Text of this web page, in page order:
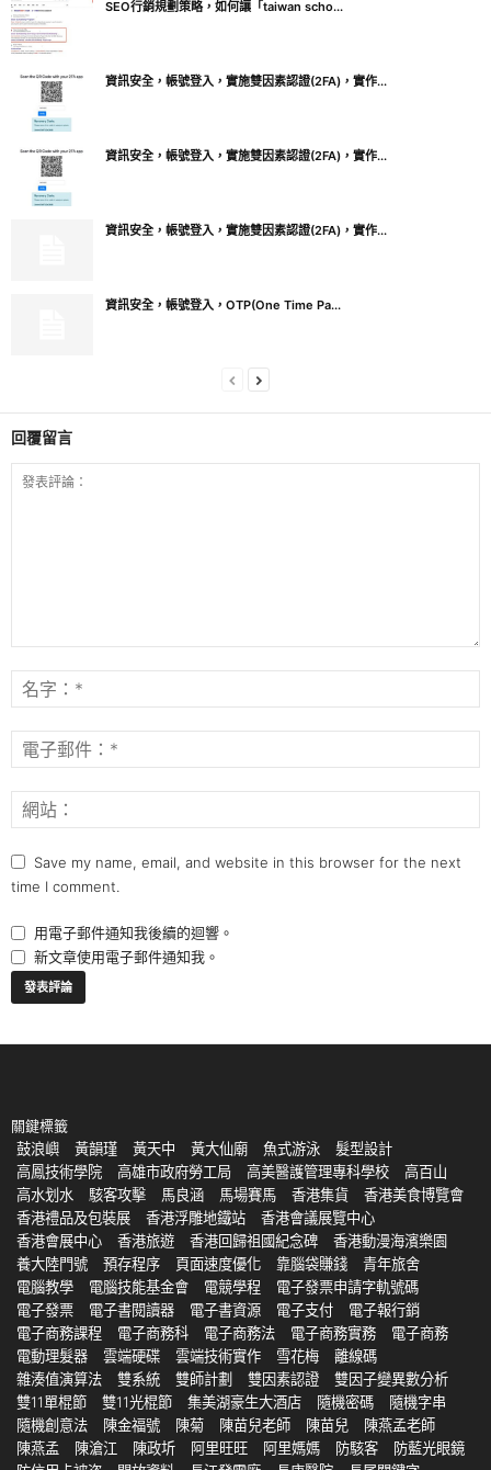
SEO行銷規劃策略，如何讓「taiwan scho...
資訊安全，帳號登入，實施雙因素認證(2FA)，實作...
資訊安全，帳號登入，實施雙因素認證(2FA)，實作...
資訊安全，帳號登入，實施雙因素認證(2FA)，實作...
資訊安全，帳號登入，OTP(One Time Pa...
回覆留言
Save my name, email, and website in this browser for the next
time I comment.
用電子郵件通知我後續的迴響。
新文章使用電子郵件通知我。
關鍵標籤
鼓浪嶼
黃韻瑾 黃天中 黃大仙廟 魚式游泳
髮型設計
高鳳技術學院
高雄市政府勞工局 高美醫護管理專科學校
高百山
高水划水
駭客攻擊 馬良涵 馬場賽馬 香港集貨
香港美食博覽會
香港禮品及包裝展
香港浮雕地鐵站
香港會議展覽中心
香港會展中心
香港旅遊 香港回歸祖國紀念碑
香港動漫海濱樂園
養大陸門號
預存程序 頁面速度優化 靠腦袋賺錢
青年旅舍
電腦教學
電腦技能基金會 電競學程
電子發票申請字軌號碼
電子發票
電子書閱讀器 電子書資源 電子支付
電子報行銷
電子商務課程
電子商務科 電子商務法 電子商務實務
電子商務
電動理髮器
雲端硬碟 雲端技術實作 雪花梅
離線碼
雜湊值演算法
雙系統 雙師計劃 雙因素認證
雙因子變異數分析
雙11單棍節
雙11光棍節 集美湖豪生大酒店 隨機密碼
隨機字串
隨機創意法
陳金福號 陳菊 陳苗兒老師 陳苗兒
陳燕孟老師
陳燕孟
陳滄江 陳政圻 阿里旺旺 阿里媽媽 防駭客
防藍光眼鏡